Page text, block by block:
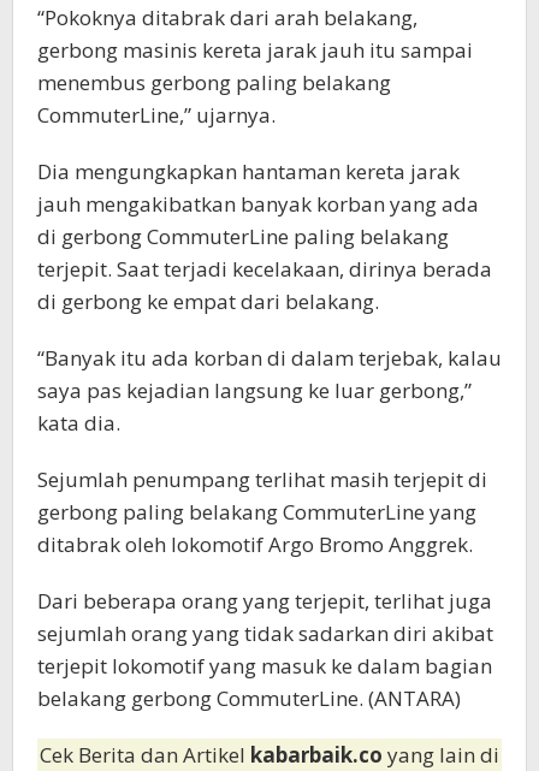
“Pokoknya ditabrak dari arah belakang,
gerbong masinis kereta jarak jauh itu sampai
menembus gerbong paling belakang
CommuterLine,” ujarnya.
Dia mengungkapkan hantaman kereta jarak
jauh mengakibatkan banyak korban yang ada
di gerbong CommuterLine paling belakang
terjepit. Saat terjadi kecelakaan, dirinya berada
di gerbong ke empat dari belakang.
“Banyak itu ada korban di dalam terjebak, kalau
saya pas kejadian langsung ke luar gerbong,”
kata dia.
Sejumlah penumpang terlihat masih terjepit di
gerbong paling belakang CommuterLine yang
ditabrak oleh lokomotif Argo Bromo Anggrek.
Dari beberapa orang yang terjepit, terlihat juga
sejumlah orang yang tidak sadarkan diri akibat
terjepit lokomotif yang masuk ke dalam bagian
belakang gerbong CommuterLine. (ANTARA)
Cek Berita dan Artikel kabarbaik.co yang lain di